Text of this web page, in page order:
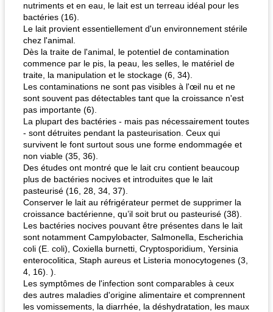
nutriments et en eau, le lait est un terreau idéal pour les
bactéries (16).
Le lait provient essentiellement d'un environnement stérile
chez l'animal.
Dès la traite de l'animal, le potentiel de contamination
commence par le pis, la peau, les selles, le matériel de
traite, la manipulation et le stockage (6, 34).
Les contaminations ne sont pas visibles à l'œil nu et ne
sont souvent pas détectables tant que la croissance n'est
pas importante (6).
La plupart des bactéries - mais pas nécessairement toutes
- sont détruites pendant la pasteurisation. Ceux qui
survivent le font surtout sous une forme endommagée et
non viable (35, 36).
Des études ont montré que le lait cru contient beaucoup
plus de bactéries nocives et introduites que le lait
pasteurisé (16, 28, 34, 37).
Conserver le lait au réfrigérateur permet de supprimer la
croissance bactérienne, qu’il soit brut ou pasteurisé (38).
Les bactéries nocives pouvant être présentes dans le lait
sont notamment Campylobacter, Salmonella, Escherichia
coli (E. coli), Coxiella burnetti, Cryptosporidium, Yersinia
enterocolitica, Staph aureus et Listeria monocytogenes (3,
4, 16). ).
Les symptômes de l'infection sont comparables à ceux
des autres maladies d'origine alimentaire et comprennent
les vomissements, la diarrhée, la déshydratation, les maux